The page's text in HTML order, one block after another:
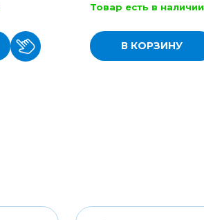
Товар есть в наличии
В КОРЗИНУ